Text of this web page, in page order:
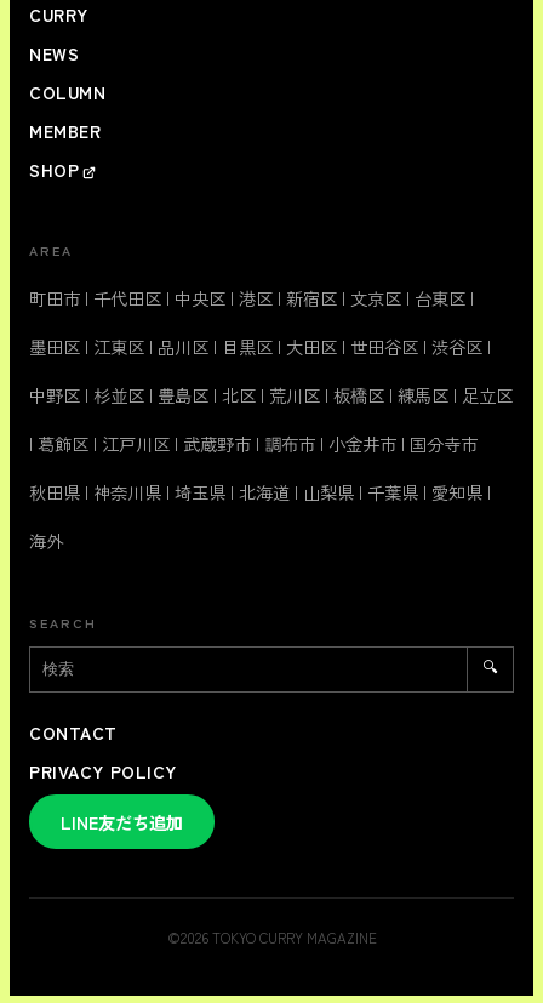
CURRY
NEWS
COLUMN
MEMBER
SHOP
AREA
町田市 | 千代田区 | 中央区 | 港区 | 新宿区 | 文京区 | 台東区 |
墨田区 | 江東区 | 品川区 | 目黒区 | 大田区 | 世田谷区 | 渋谷区 |
中野区 | 杉並区 | 豊島区 | 北区 | 荒川区 | 板橋区 | 練馬区 | 足立区
| 葛飾区 | 江戸川区 | 武蔵野市 | 調布市 | 小金井市 | 国分寺市
秋田県 | 神奈川県 | 埼玉県 | 北海道 | 山梨県 | 千葉県 | 愛知県 |
海外
SEARCH
🔍
CONTACT
PRIVACY POLICY
LINE友だち追加
©2026TOKYO CURRY MAGAZINE